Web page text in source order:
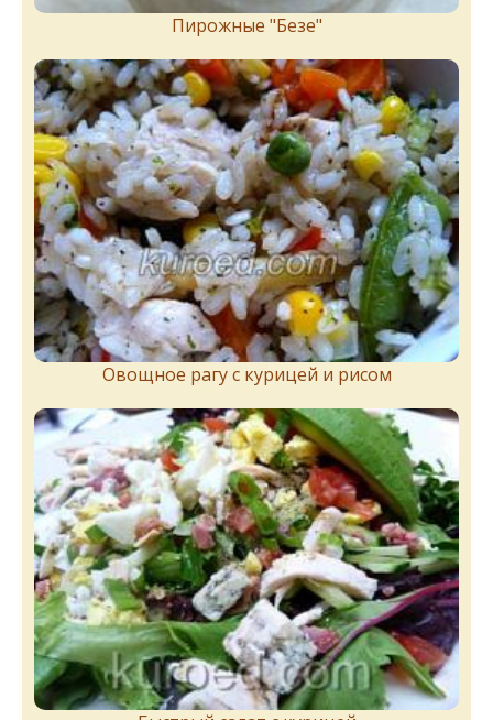
Пирожныe "Бeзe"
Овощное рагу с курицей и рисом